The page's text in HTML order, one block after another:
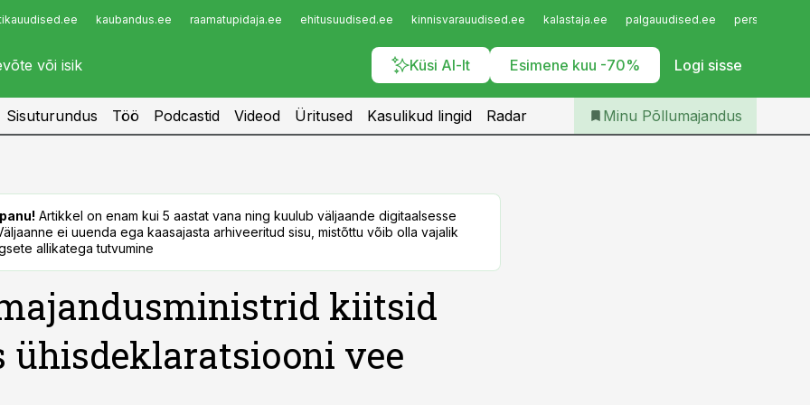
kaubandus.ee raamatupidaja.ee ehitusuudised.ee kinnisvarauudised.ee kalastaja.ee palgauudised.ee
Küsi AI-lt Esimene kuu -70% Logi sisse
Infopank
Iseteenindus
Telli Põllumajandus
Sisuturundus Töö Podcastid Videod Üritused Kasulikud lingid Radar Minu Põllumajandus
Artikkel on enam kui 5 aastat vana ning kuulub väljaande digitaalsesse
ei uuenda ega kaasajasta arhiveeritud sisu, mistõttu võib olla vajalik
allikatega tutvumine
kiitsid
ühisdeklaratsiooni vee